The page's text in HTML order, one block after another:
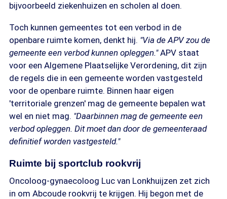
bijvoorbeeld ziekenhuizen en scholen al doen.
Toch kunnen gemeentes tot een verbod in de
openbare ruimte komen, denkt hij. "Via de APV zou de
gemeente een verbod kunnen opleggen."APV staat
voor een Algemene Plaatselijke Verordening, dit zijn
de regels die in een gemeente worden vastgesteld
voor de openbare ruimte. Binnen haar eigen
'territoriale grenzen' mag de gemeente bepalen wat
wel en niet mag. "Daarbinnen mag de gemeente een
verbod opleggen. Dit moet dan door de gemeenteraad
definitief worden vastgesteld."
Ruimte bij sportclub rookvrij
Oncoloog-gynaecoloog Luc van Lonkhuijzen zet zich
in om Abcoude rookvrij te krijgen. Hij begon met de